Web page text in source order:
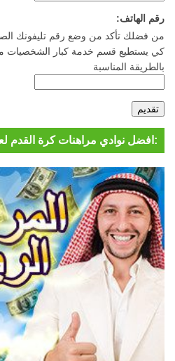
رقم الهاتف:
من فضلك تأكد من وضع رقم تليفونك
كي يستطيع قسم خدمة كبار الشخصيات
بالطريقة المناسبة
افضل نوادي مراهنات كرة القدم لعام 2023: